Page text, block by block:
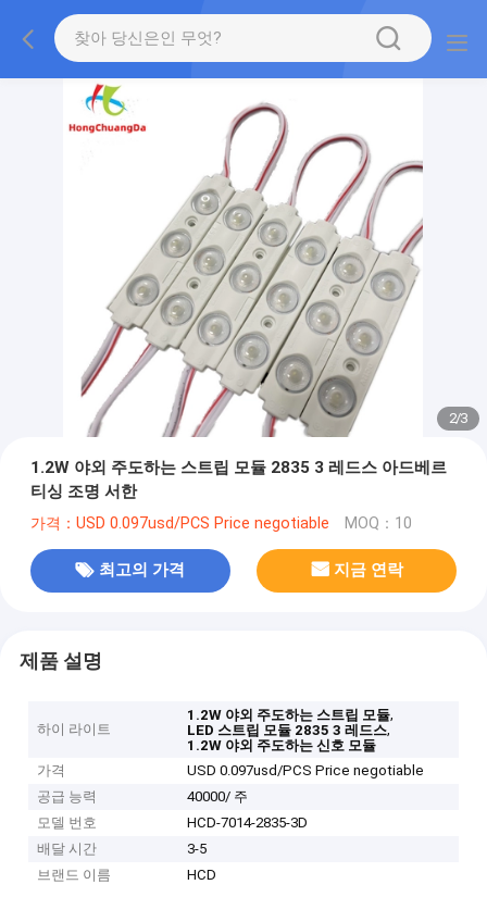
2/3
1.2W 야외 주도하는 스트립 모듈 2835 3 레드스 아드베르
티싱 조명 서한
가격：USD 0.097usd/PCS Price negotiable MOQ：10
최고의 가격 지금 연락
제품 설명
하이 라이트
1.2W 야외 주도하는 스트립 모듈,
LED 스트립 모듈 2835 3 레드스,
1.2W 야외 주도하는 신호 모듈
가격
USD 0.097usd/PCS Price negotiable
공급 능력
40000/ 주
모델 번호
HCD-7014-2835-3D
배달 시간
3-5
브랜드 이름
HCD